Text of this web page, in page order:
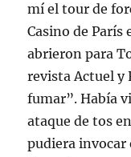
mí el tour de
Casino de París
abrieron para
revista Actuel y
fumar”. Había
ataque de tos
pudiera invocar